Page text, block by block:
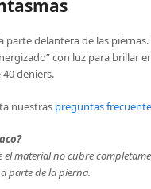
parte delantera de las
con luz para brillar
deniers.
nuestras preguntas
material no cubre
parte de la pierna.